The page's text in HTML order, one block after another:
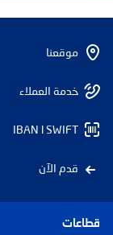
موقعنا
خدمة العملاء
IBAN l SWIFT
قدم الآن
قطاعات